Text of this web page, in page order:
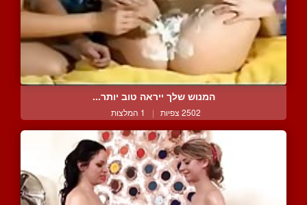
המנוש שלך ייראה טוב יותר...
2502 צפיות | 1 המלצות